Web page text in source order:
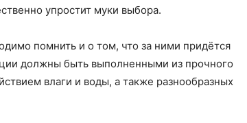
упростит муки выбора.
помнить и о том, что за ними придётся
должны быть выполненными из прочного
влаги и воды, а также разнообразных